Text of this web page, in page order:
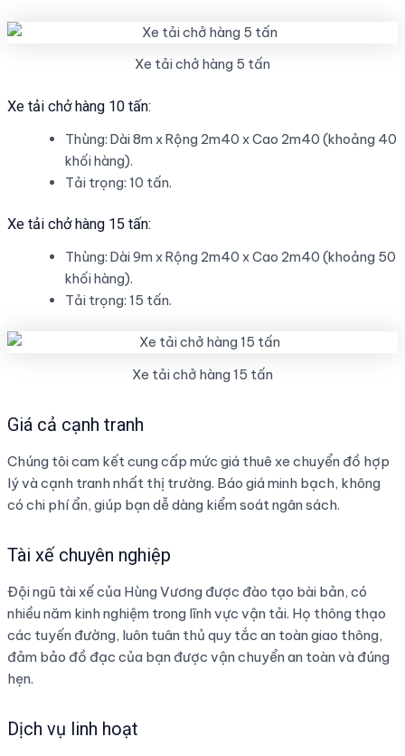
Xe tải chở hàng 5 tấn
Xe tải chở hàng 10 tấn:
Thùng: Dài 8m x Rộng 2m40 x Cao 2m40 (khoảng 40
khối hàng).
Tải trọng: 10 tấn.
Xe tải chở hàng 15 tấn:
Thùng: Dài 9m x Rộng 2m40 x Cao 2m40 (khoảng 50
khối hàng).
Tải trọng: 15 tấn.
Xe tải chở hàng 15 tấn
Giá cả cạnh tranh
Chúng tôi cam kết cung cấp mức giá thuê xe chuyển đồ hợp
lý và cạnh tranh nhất thị trường. Báo giá minh bạch, không
có chi phí ẩn, giúp bạn dễ dàng kiểm soát ngân sách.
Tài xế chuyên nghiệp
Đội ngũ tài xế của Hùng Vương được đào tạo bài bản, có
nhiều năm kinh nghiệm trong lĩnh vực vận tải. Họ thông thạo
các tuyến đường, luôn tuân thủ quy tắc an toàn giao thông,
đảm bảo đồ đạc của bạn được vận chuyển an toàn và đúng
hẹn.
Dịch vụ linh hoạt